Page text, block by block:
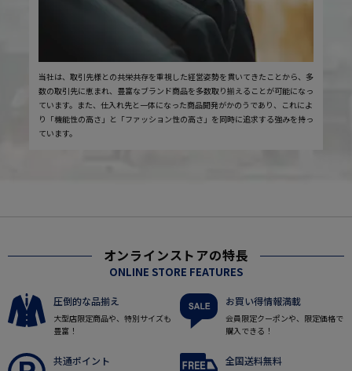
当社は、取引先様との共栄共存を重視した経営姿勢を貫いてきたことから、多
数の取引先に恵まれ、豊富なブランド商品を多数取り揃えることが可能になっ
ています。また、仕入れ先と一体になった商品開発がかのうであり、これによ
り「機能性の高さ」と「ファッション性の高さ」を同時に追求する強みを持っ
ています。
オンラインストアの特長
ONLINE STORE FEATURES
圧倒的な品揃え
大型店限定商品や、特別サイズも
豊富！
お買い得情報満載
会員限定クーポンや、限定価格で
購入できる！
共通ポイント 全国送料無料